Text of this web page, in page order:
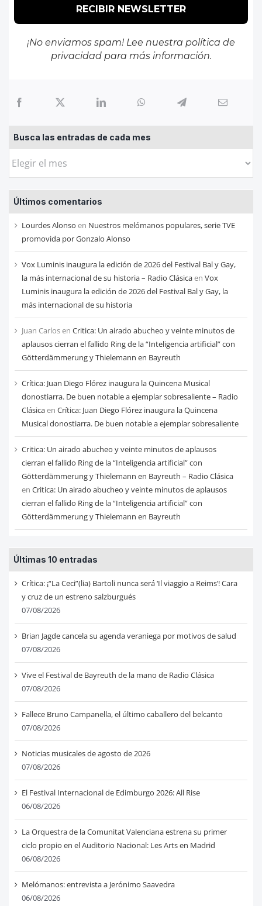
¡No enviamos spam! Lee nuestra política de
privacidadpara más información.
Busca las entradas de cada mes
Busca
entradas
de
cada
mes
Últimos comentarios
Lourdes Alonso en Nuestros melómanos populares, serie TVE
promovida por Gonzalo Alonso
Vox Luminis inaugura la edición de 2026 del Festival Bal y Gay,
la más internacional de su historia – Radio Clásicaen Vox
Luminis inaugura la edición de 2026 del Festival Bal y Gay, la
más internacional de su historia
Juan Carlosen Critica: Un airado abucheo y veinte minutos de
aplausos cierran el fallido Ring de la “Inteligencia artificial” con
Götterdämmerung y Thielemann en Bayreuth
Crítica: Juan Diego Flórez inaugura la Quincena Musical
donostiarra. De buen notable a ejemplar sobresaliente – Radio
Clásicaen Crítica: Juan Diego Flórez inaugura la Quincena
Musical donostiarra. De buen notable a ejemplar sobresaliente
Critica: Un airado abucheo y veinte minutos de aplausos
cierran el fallido Ring de la “Inteligencia artificial” con
Götterdämmerung y Thielemann en Bayreuth – Radio Clásica
en Critica: Un airado abucheo y veinte minutos de aplausos
cierran el fallido Ring de la “Inteligencia artificial” con
Götterdämmerung y Thielemann en Bayreuth
Últimas 10 entradas
Crítica: ¡“La Ceci”(lia) Bartoli nunca será ‘Il viaggio a Reims’! Cara
y cruz de un estreno salzburgués
07/08/2026
Brian Jagde cancela su agenda veraniega por motivos de salud
07/08/2026
Vive el Festival de Bayreuth de la mano de Radio Clásica
07/08/2026
Fallece Bruno Campanella, el último caballero del belcanto
07/08/2026
Noticias musicales de agosto de 2026
07/08/2026
El Festival Internacional de Edimburgo 2026: All Rise
06/08/2026
La Orquestra de la Comunitat Valenciana estrena su primer
ciclo propio en el Auditorio Nacional: Les Arts en Madrid
06/08/2026
Melómanos: entrevista a Jerónimo Saavedra
06/08/2026